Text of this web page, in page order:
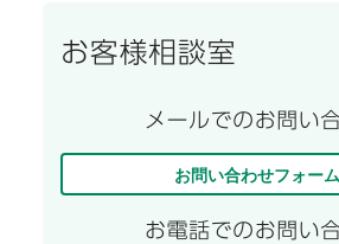
お問い合わせフォー